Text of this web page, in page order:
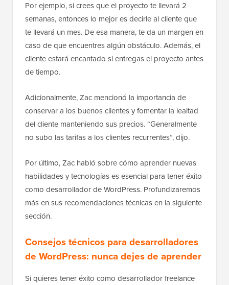
Por ejemplo, si crees que el proyecto te llevará 2
semanas, entonces lo mejor es decirle al cliente que
te llevará un mes. De esa manera, te da un margen en
caso de que encuentres algún obstáculo. Además, el
cliente estará encantado si entregas el proyecto antes
de tiempo.
Adicionalmente, Zac mencionó la importancia de
conservar a los buenos clientes y fomentar la lealtad
del cliente manteniendo sus precios. “Generalmente
no subo las tarifas a los clientes recurrentes”, dijo.
Por último, Zac habló sobre cómo aprender nuevas
habilidades y tecnologías es esencial para tener éxito
como desarrollador de WordPress. Profundizaremos
más en sus recomendaciones técnicas en la siguiente
sección.
Consejos técnicos para desarrolladores
de WordPress: nunca dejes de aprender
Si quieres tener éxito como desarrollador freelance